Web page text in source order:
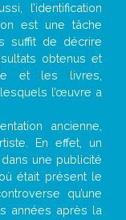
l’identification
est une tâche
suffit de décrire
obtenus et
et les livres,
l’œuvre a
ancienne,
En effet, un
dans une publicité
était présent le
qu’une
années après la